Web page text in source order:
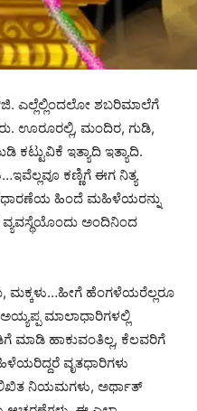
ಎಲ್ಲೆಲ್ಲಿಂದಲೋ ಶಬರಿಮಾಲೆಗೆ
ಊರೂರಲ್ಲಿ, ಮಂದಿರ, ಗುಡಿ,
ಕಟ್ಟುವಿಕೆ ಇತ್ಯಾದಿ ಇತ್ಯಾದಿ.
ಕಣ್ಣಿಗೆ ಈಗ ನಿತ್ಯ
ಹಿಂದೆ ಮಹಿಳೆಯರನ್ನು
ಅಂದಿನಿಂದ
ಹೆಂಗಳೆಯರೆಲ್ಲರೂ
ಅಯ್ಯಪ್ಪ ಮಾಲಾಧಾರಿಗಳಲ್ಲಿ
ಮಾಡಿ ಹಾಕುವಂತಿಲ್ಲ, ಕೆಲವರಿಗೆ
ವೃತಧಾರಿಗಳು
ನಿಯಮಗಳು, ಅರ್ಥಾತ್